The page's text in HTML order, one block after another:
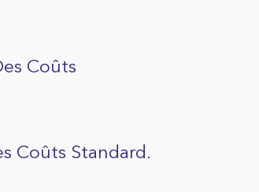
Coûts
Coûts Standard.